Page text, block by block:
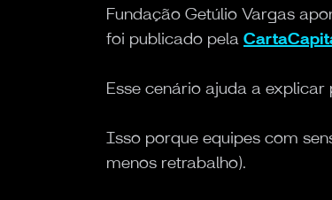
Fundação Getúlio Vargas
foi publicado pela
Esse cenário ajuda a
Isso porque equipes com
menos retrabalho).